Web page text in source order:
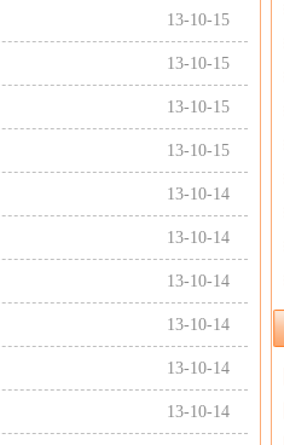
13-10-15
13-10-15
13-10-15
13-10-15
13-10-14
13-10-14
13-10-14
13-10-14
13-10-14
13-10-14